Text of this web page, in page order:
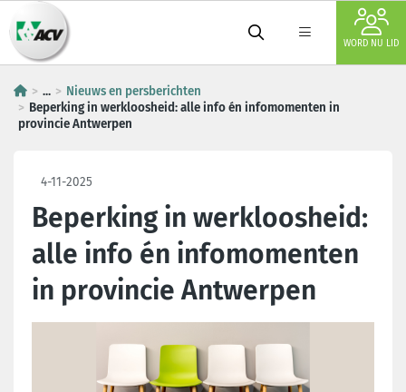
WORD NU LID
...
Nieuws en persberichten
Beperking in werkloosheid: alle info én infomomenten in
provincie Antwerpen
4-11-2025
Beperking in werkloosheid:
alle info én infomomenten
in provincie Antwerpen